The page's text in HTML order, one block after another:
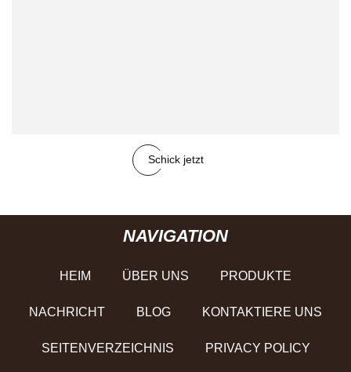
Schick jetzt
NAVIGATION
HEIM ÜBER UNS PRODUKTE
NACHRICHT BLOG KONTAKTIERE UNS
SEITENVERZEICHNIS PRIVACY POLICY